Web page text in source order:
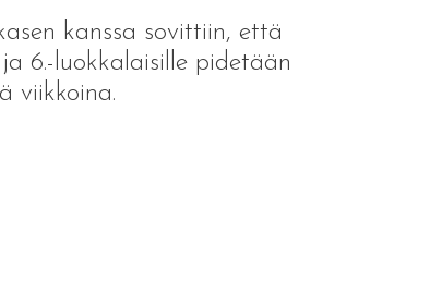
kanssa sovittiin, että
6.-luokkalaisille pidetään
viikkoina.